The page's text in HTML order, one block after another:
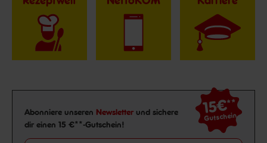
Newsletter Anmeldung
Abonniere unseren Newsletter und sichere
dir einen 15 €**-Gutschein!
15€**
Gutschein